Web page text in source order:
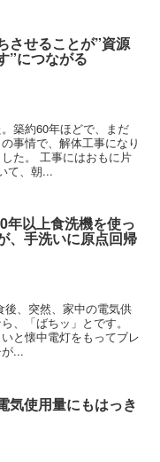
させることが”資源
”につながる
築約60年ほどで、まだ
事情で、解体工事になり
た。 工事にはおもに片
て、朝...
年以上食洗機を使っ
、手洗いに原点回帰
、突然、家中の電気供
、「ばちッ」とです。
と懐中電灯をもってブレ
...
気使用量にもはっき